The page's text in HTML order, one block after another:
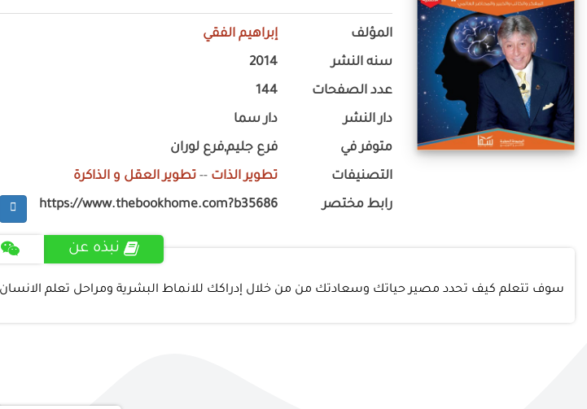
المؤلف إبراهيم الفقي
سنه النشر 2014
عدد الصفحات 144
دار النشر دار سما
متوفر في فرع جليم,فرع لوران
التصنيفات تطوير الذات -- تطوير العقل و الذاكرة
رابط مختصر https://www.thebookhome.com?b35686
نبذه عن
سوف تتعلم كيف تحدد مصير حياتك وسعادتك من من خلال إدراكك للانماط البشرية ومراحل تعلم الانسان